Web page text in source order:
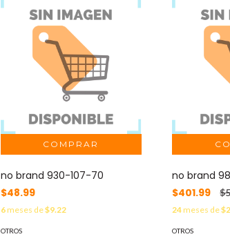
no brand 930-107-70
$48.99
6meses de$9.22
OTROS
no brand
$401.99
24meses de
OTROS